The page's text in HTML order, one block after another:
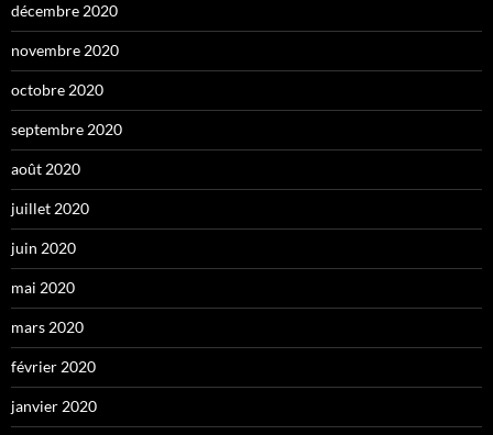
décembre 2020
novembre 2020
octobre 2020
septembre 2020
août 2020
juillet 2020
juin 2020
mai 2020
mars 2020
février 2020
janvier 2020